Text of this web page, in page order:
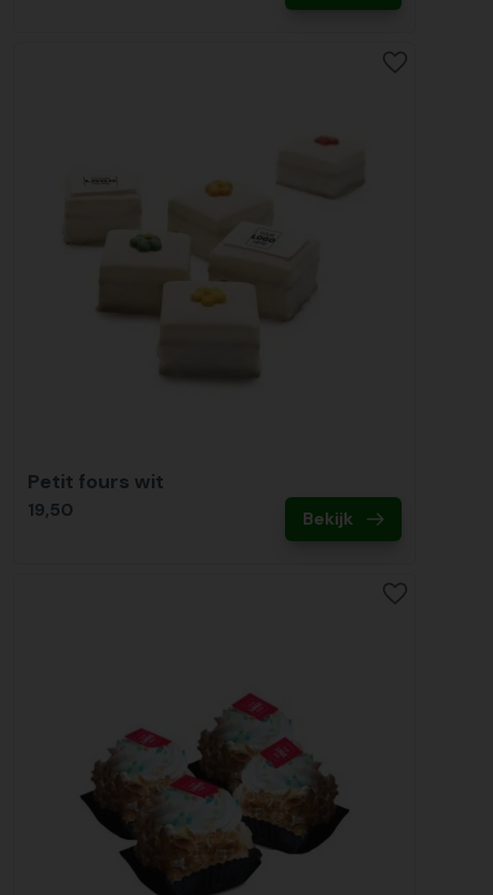
Petit fours wit
19,50 Bekijk